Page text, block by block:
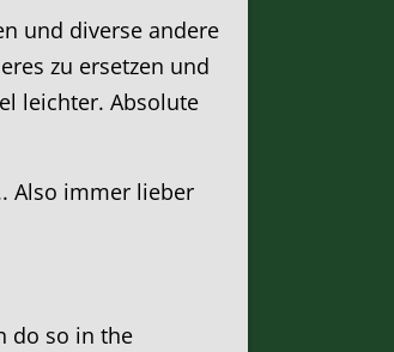
und diverse andere
zu ersetzen und
leichter. Absolute
Also immer lieber
do so in the